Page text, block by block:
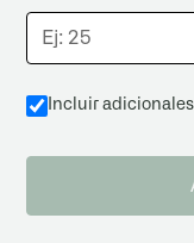
Incluir